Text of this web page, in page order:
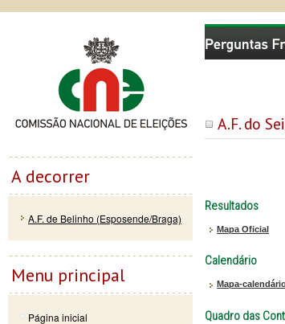
A.F. do
Resultados
Mapa Oficial
Calendário
Mapa-
Quadro das
Comissão Nacional
A decorrer
A.F. de Belinho (Esposende/Braga)
Menu principal
Página inicial